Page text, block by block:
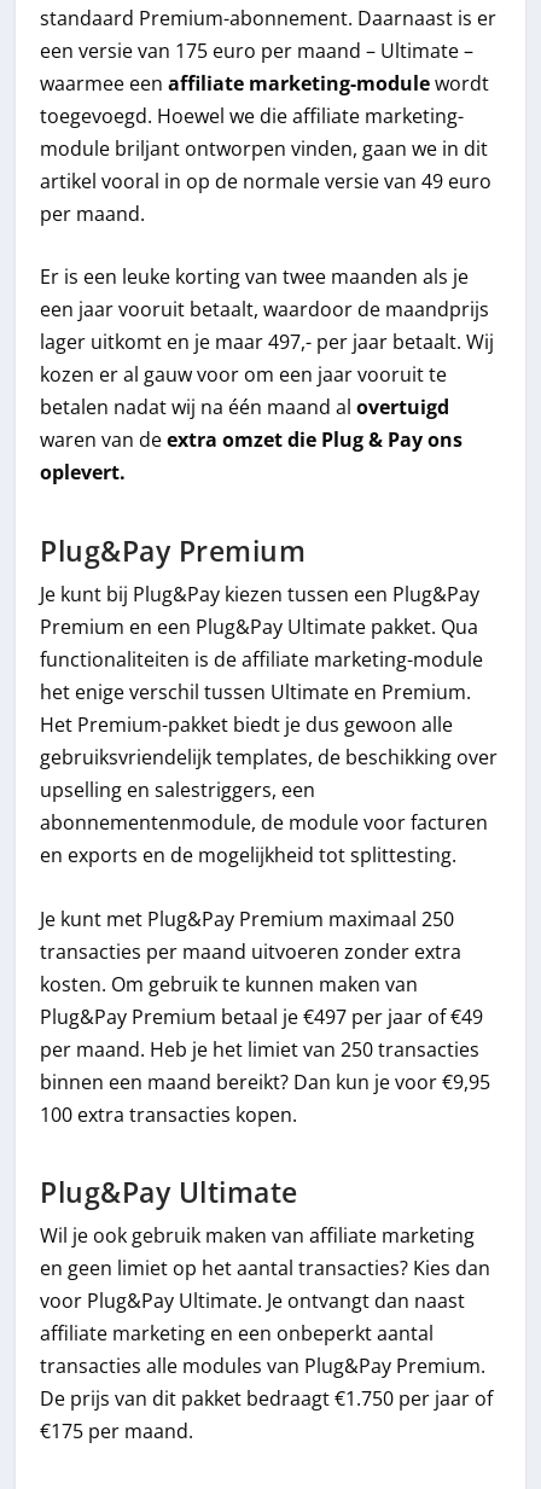
standaard Premium-abonnement. Daarnaast is er
een versie van 175 euro per maand – Ultimate –
waarmee eenaffiliate marketing-modulewordt
toegevoegd. Hoewel we die affiliate marketing-
module briljant ontworpen vinden, gaan we in dit
artikel vooral in op de normale versie van 49 euro
per maand.
Er is een leuke korting van twee maanden als je
een jaar vooruit betaalt, waardoor de maandprijs
lager uitkomt en je maar 497,- per jaar betaalt. Wij
kozen er al gauw voor om een jaar vooruit te
betalen nadat wij na één maand alovertuigd
waren van deextra omzet die Plug & Pay ons
oplevert.
Plug&Pay Premium
Je kunt bij Plug&Pay kiezen tussen een Plug&Pay
Premium en een Plug&Pay Ultimate pakket. Qua
functionaliteiten is de affiliate marketing-module
het enige verschil tussen Ultimate en Premium.
Het Premium-pakket biedt je dus gewoon alle
gebruiksvriendelijk templates, de beschikking over
upselling en salestriggers, een
abonnementenmodule, de module voor facturen
en exports en de mogelijkheid tot splittesting.
Je kunt met Plug&Pay Premium maximaal 250
transacties per maand uitvoeren zonder extra
kosten. Om gebruik te kunnen maken van
Plug&Pay Premium betaal je €497 per jaar of €49
per maand. Heb je het limiet van 250 transacties
binnen een maand bereikt? Dan kun je voor €9,95
100 extra transacties kopen.
Plug&Pay Ultimate
Wil je ook gebruik maken van affiliate marketing
en geen limiet op het aantal transacties? Kies dan
voor Plug&Pay Ultimate. Je ontvangt dan naast
affiliate marketing en een onbeperkt aantal
transacties alle modules van Plug&Pay Premium.
De prijs van dit pakket bedraagt €1.750 per jaar of
€175 per maand.